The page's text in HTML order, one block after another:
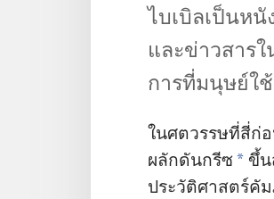
ไบเบิล​เป็น​ห
และ​ข่าวสาร​
การ​ที่​มนุษย์​ใ
ใน​ศตวรรษ​ที่​สี่​ก่
ผลัก​ดัน​กรีซ* ขึ้น​
ประวัติศาสตร์​คั